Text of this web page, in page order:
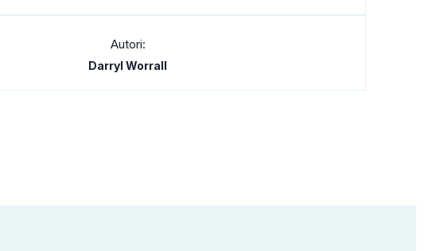
Autori:
Darryl Worrall